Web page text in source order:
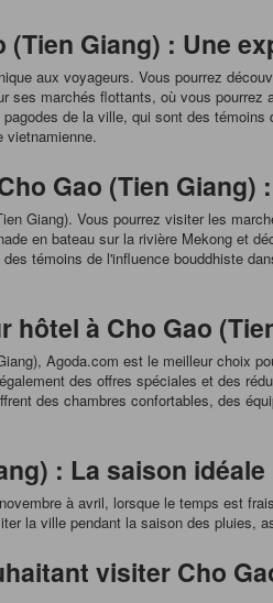
Giang) : Une
aux voyageurs. Vous pourrez
ses marchés flottants, où vous
de la ville, qui sont des
vietnamienne.
Gao (Tien Giang)
Giang). Vous pourrez visiter les
en bateau sur la rivière Mekong et
témoins de l'influence bouddhiste
hôtel à Cho Gao
Agoda.com est le meilleur choix
des offres spéciales et des
des chambres confortables, des
: La saison
à avril, lorsque le temps est
la ville pendant la saison des pluies,
visiter Cho